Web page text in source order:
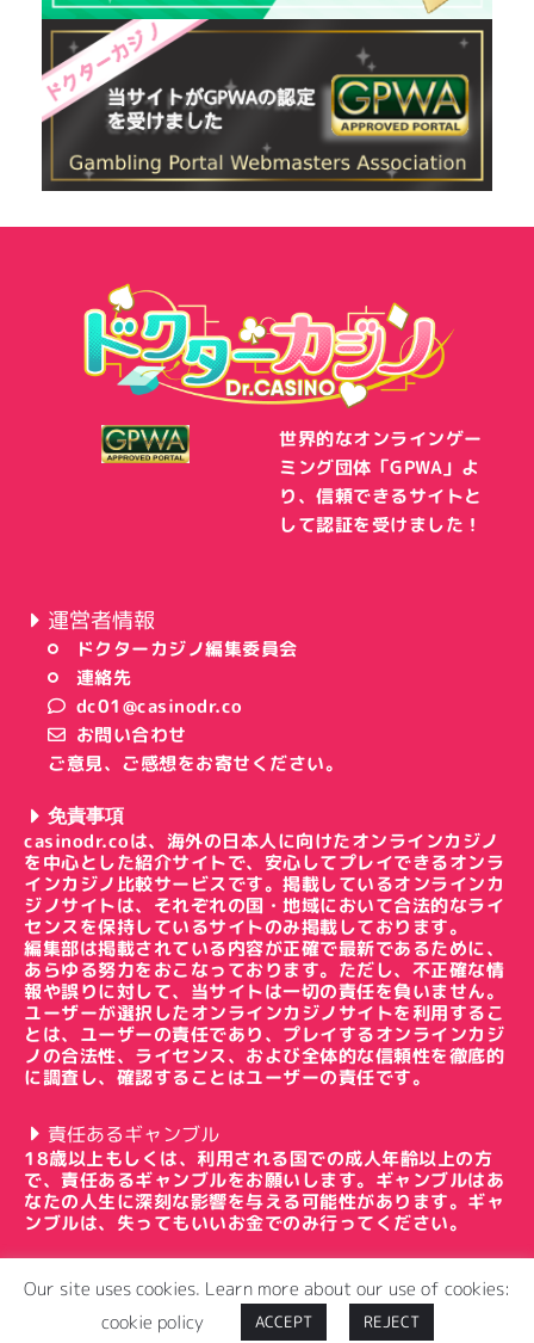
世界的なオンラインゲー
ミング団体「GPWA」よ
り、信頼できるサイトと
して認証を受けました！
運営者情報
ドクターカジノ編集委員会
連絡先
dc01@casinodr.co
お問い合わせ
ご意見、ご感想をお寄せください。
免責事項
casinodr.coは、海外の日本人に向けたオンラインカジノ
を中心とした紹介サイトで、安心してプレイできるオンラ
インカジノ比較サービスです。掲載しているオンラインカ
ジノサイトは、それぞれの国・地域において合法的なライ
センスを保持しているサイトのみ掲載しております。
編集部は掲載されている内容が正確で最新であるために、
あらゆる努力をおこなっております。ただし、不正確な情
報や誤りに対して、当サイトは一切の責任を負いません。
ユーザーが選択したオンラインカジノサイトを利用するこ
とは、ユーザーの責任であり、プレイするオンラインカジ
ノの合法性、ライセンス、および全体的な信頼性を徹底的
に調査し、確認することはユーザーの責任です。
責任あるギャンブル
18歳以上もしくは、利用される国での成人年齢以上の方
で、責任あるギャンブルをお願いします。ギャンブルはあ
なたの人生に深刻な影響を与える可能性があります。ギャ
ンブルは、失ってもいいお金でのみ行ってください。
Our site uses cookies. Learn more about our use of cookies:
cookie policy
ACCEPT REJECT